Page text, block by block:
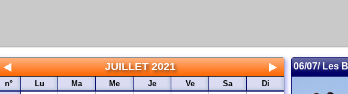
JUILLET 2021
n° Lu Ma Me Je Ve Sa
Di
06/07/ Les